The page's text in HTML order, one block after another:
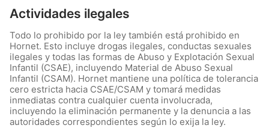
Actividades ilegales
Todo lo prohibido por la ley también está prohibido en
Hornet. Esto incluye drogas ilegales, conductas sexuales
ilegales y todas las formas de Abuso y Explotación Sexual
Infantil (CSAE), incluyendo Material de Abuso Sexual
Infantil (CSAM). Hornet mantiene una política de tolerancia
cero estricta hacia CSAE/CSAM y tomará medidas
inmediatas contra cualquier cuenta involucrada,
incluyendo la eliminación permanente y la denuncia a las
autoridades correspondientes según lo exija la ley.